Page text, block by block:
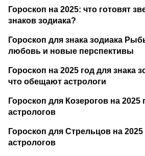
Гороскоп на 2025: что готовят
знаков зодиака?
Гороскоп для знака зодиака
любовь и новые перспективы
Гороскоп на 2025 год для знака
что обещают астрологи
Гороскоп для Козерогов на 2025
астрологов
Гороскоп для Стрельцов на
астрологов